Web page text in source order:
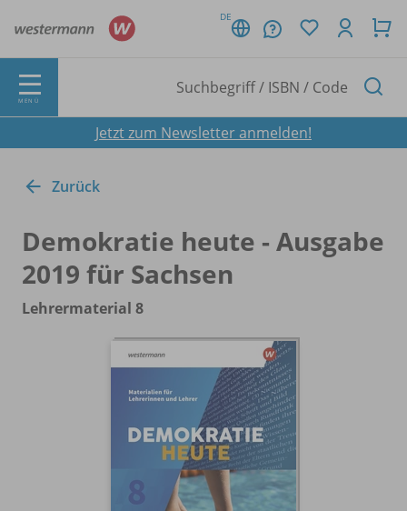
DE
MENÜ
Jetzt zum Newsletter anmelden!
Zurück
Demokratie heute - Ausgabe
2019 für Sachsen
Lehrermaterial 8